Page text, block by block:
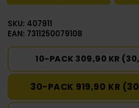
SKU: 407911
EAN: 7311250079108
10-PACK 309,90 KR
30-PACK 919,90 KR